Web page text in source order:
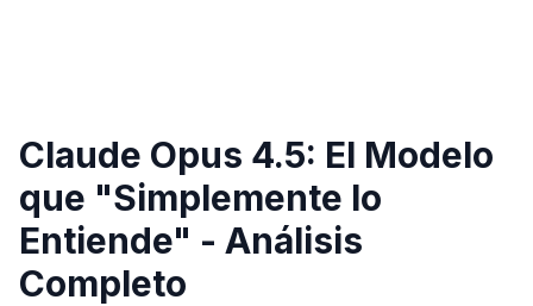
Claude Opus 4.5: El Modelo
que "Simplemente lo
Entiende" - Análisis
Completo